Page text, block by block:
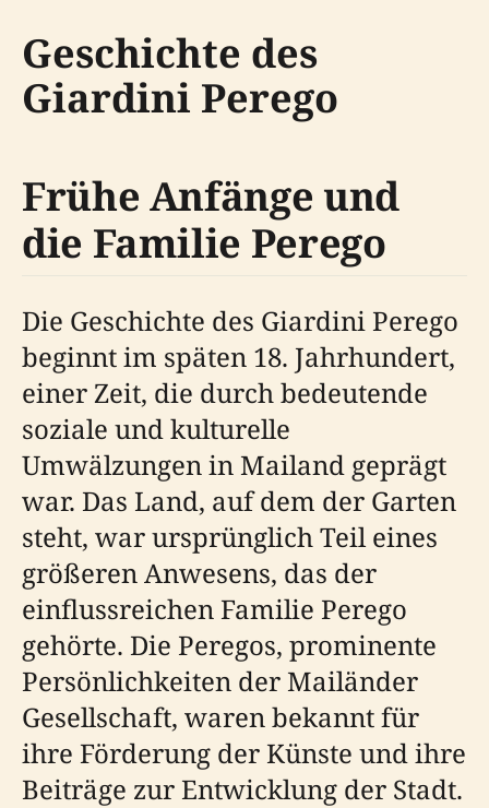
Geschichte des
Giardini Perego
Frühe Anfänge und
die Familie Perego
Die Geschichte des Giardini Perego
beginnt im späten 18. Jahrhundert,
einer Zeit, die durch bedeutende
soziale und kulturelle
Umwälzungen in Mailand geprägt
war. Das Land, auf dem der Garten
steht, war ursprünglich Teil eines
größeren Anwesens, das der
einflussreichen Familie Perego
gehörte. Die Peregos, prominente
Persönlichkeiten der Mailänder
Gesellschaft, waren bekannt für
ihre Förderung der Künste und ihre
Beiträge zur Entwicklung der Stadt.